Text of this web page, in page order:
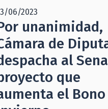
06/2023
unanimidad,
de
al
que
el Bono